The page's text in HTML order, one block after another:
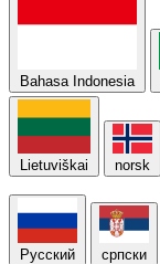
Bahasa Indonesia
Lietuviškai norsk
Русский српски